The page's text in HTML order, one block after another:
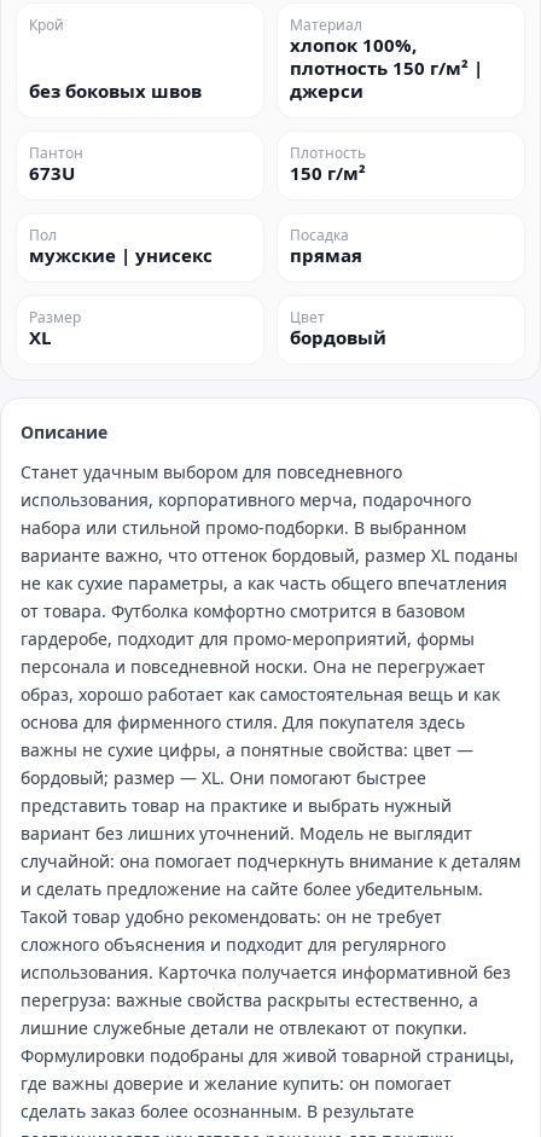
Крой
без боковых швов
Материал
хлопок 100%,
плотность 150 г/м² |
джерси
Пантон
673U
Плотность
150 г/м²
Пол
мужские | унисекс
Посадка
прямая
Размер
XL
Цвет
бордовый
Описание
Станет удачным выбором для повседневного
использования, корпоративного мерча, подарочного
набора или стильной промо‑подборки. В выбранном
варианте важно, что оттенок бордовый, размер XL поданы
не как сухие параметры, а как часть общего впечатления
от товара. Футболка комфортно смотрится в базовом
гардеробе, подходит для промо‑мероприятий, формы
персонала и повседневной носки. Она не перегружает
образ, хорошо работает как самостоятельная вещь и как
основа для фирменного стиля. Для покупателя здесь
важны не сухие цифры, а понятные свойства: цвет —
бордовый; размер — XL. Они помогают быстрее
представить товар на практике и выбрать нужный
вариант без лишних уточнений. Модель не выглядит
случайной: она помогает подчеркнуть внимание к деталям
и сделать предложение на сайте более убедительным.
Такой товар удобно рекомендовать: он не требует
сложного объяснения и подходит для регулярного
использования. Карточка получается информативной без
перегруза: важные свойства раскрыты естественно, а
лишние служебные детали не отвлекают от покупки.
Формулировки подобраны для живой товарной страницы,
где важны доверие и желание купить: он помогает
сделать заказ более осознанным. В результате